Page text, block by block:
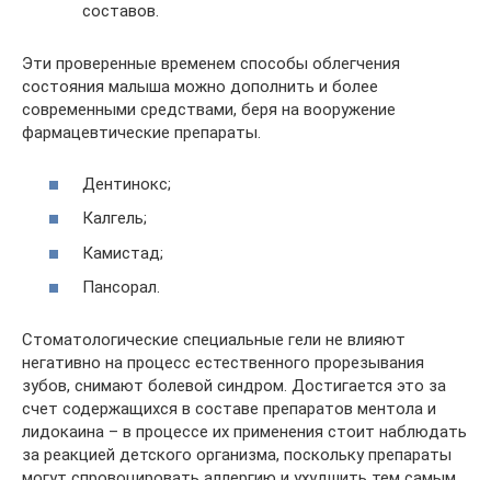
составов.
Эти проверенные временем способы облегчения
состояния малыша можно дополнить и более
современными средствами, беря на вооружение
фармацевтические препараты.
Дентинокс;
Калгель;
Камистад;
Пансорал.
Стоматологические специальные гели не влияют
негативно на процесс естественного прорезывания
зубов, снимают болевой синдром. Достигается это за
счет содержащихся в составе препаратов ментола и
лидокаина – в процессе их применения стоит наблюдать
за реакцией детского организма, поскольку препараты